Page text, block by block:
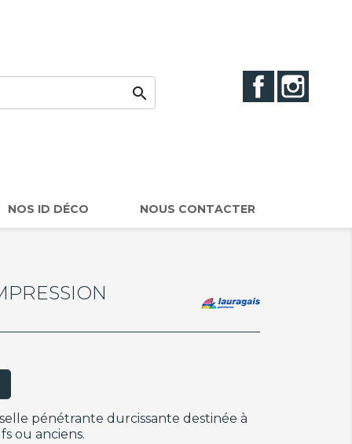

Facebook
NOS ID DÉCO NOUS CONTACTER
pénétrante durcissante destinée à
ou anciens.